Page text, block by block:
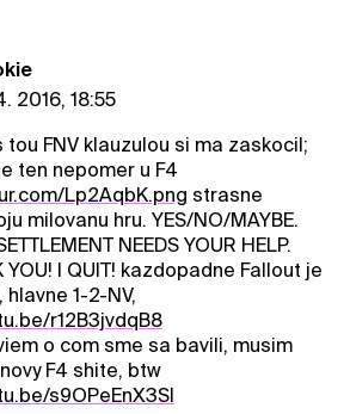
2016, 18:55
FNV klauzulou si ma zaskocil;
ten nepomer u F4
Lp2AqbK.png strasne
milovanu hru. YES/NO/MAYBE.
NEEDS YOUR HELP.
YOU! I QUIT! kazdopadne Fallout je
1-2-NV,
r12B3jvdqB8
o com sme sa bavili, musim
F4 shite, btw
s9OPeEnX3SI